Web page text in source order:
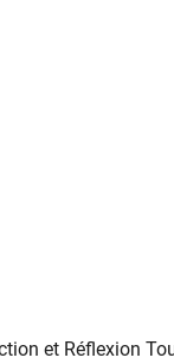
et Réflexion